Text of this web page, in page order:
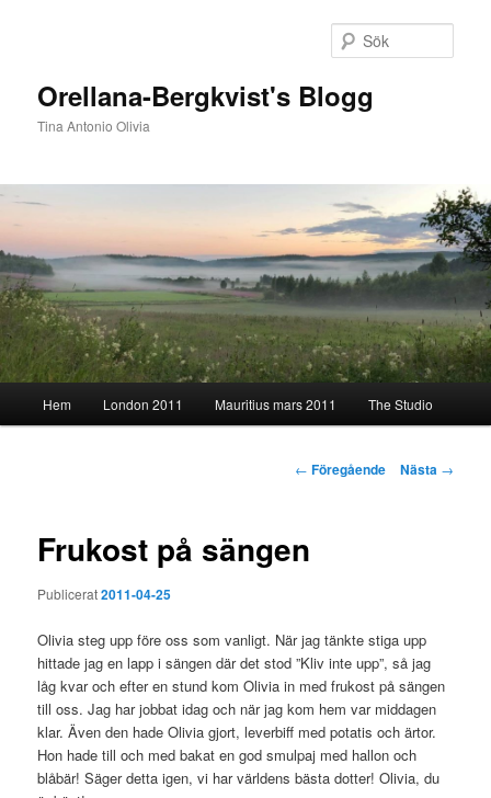
Orellana-Bergkvist's Blogg
Tina Antonio Olivia
Hem London 2011 Mauritius mars 2011 The Studio
Inläggsnavigering
← Föregående Nästa →
Frukost på sängen
Publicerat2011-04-25
Olivia steg upp före oss som vanligt. När jag tänkte stiga upp
hittade jag en lapp i sängen där det stod ”Kliv inte upp”, så jag
låg kvar och efter en stund kom Olivia in med frukost på sängen
till oss. Jag har jobbat idag och när jag kom hem var middagen
klar. Även den hade Olivia gjort, leverbiff med potatis och ärtor.
Hon hade till och med bakat en god smulpaj med hallon och
blåbär! Säger detta igen, vi har världens bästa dotter! Olivia, du